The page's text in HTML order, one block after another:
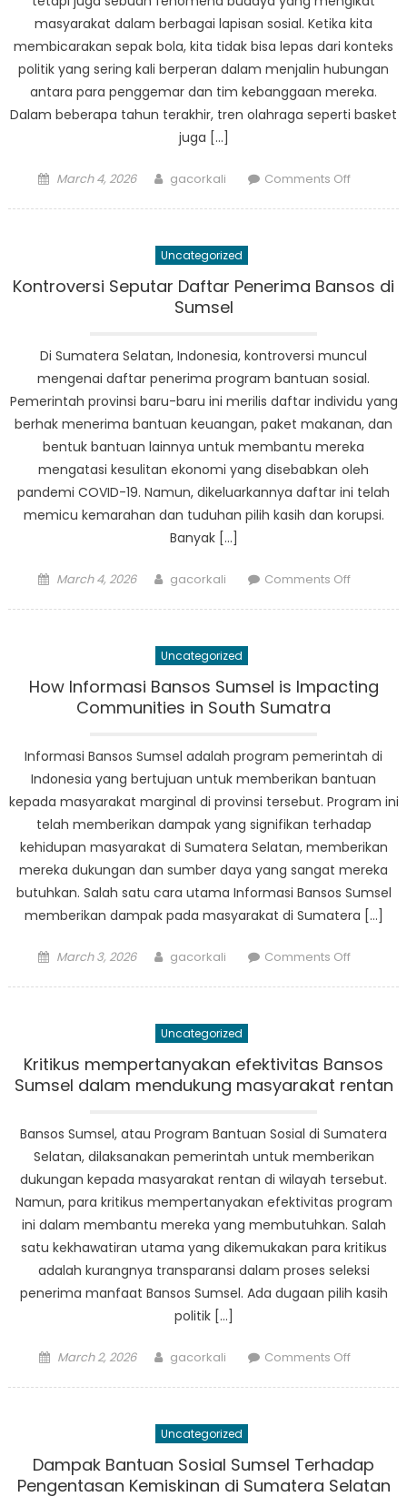
masyarakat dalam berbagai lapisan sosial. Ketika kita
membicarakan sepak bola, kita tidak bisa lepas dari konteks
politik yang sering kali berperan dalam menjalin hubungan
antara para penggemar dan tim kebanggaan mereka.
Dalam beberapa tahun terakhir, tren olahraga seperti basket
juga […]
Posted
March 4, 2026 Author
gacorkali Comments Offon
Uncategorized
Kontroversi Seputar Daftar Penerima Bansos di
Sumsel
Di Sumatera Selatan, Indonesia, kontroversi muncul
mengenai daftar penerima program bantuan sosial.
Pemerintah provinsi baru-baru ini merilis daftar individu yang
berhak menerima bantuan keuangan, paket makanan, dan
bentuk bantuan lainnya untuk membantu mereka
mengatasi kesulitan ekonomi yang disebabkan oleh
pandemi COVID-19. Namun, dikeluarkannya daftar ini telah
memicu kemarahan dan tuduhan pilih kasih dan korupsi.
Banyak […]
Posted
March 4, 2026 Author
gacorkali Comments Offon
Bansos
Uncategorized
How Informasi Bansos Sumsel is Impacting
Communities in South Sumatra
Informasi Bansos Sumsel adalah program pemerintah di
Indonesia yang bertujuan untuk memberikan bantuan
kepada masyarakat marginal di provinsi tersebut. Program ini
telah memberikan dampak yang signifikan terhadap
kehidupan masyarakat di Sumatera Selatan, memberikan
mereka dukungan dan sumber daya yang sangat mereka
butuhkan. Salah satu cara utama Informasi Bansos Sumsel
memberikan dampak pada masyarakat di Sumatera […]
Posted
March 3, 2026 Author
gacorkali Comments Offon
is
South
Sumatra
Uncategorized
Kritikus mempertanyakan efektivitas Bansos
Sumsel dalam mendukung masyarakat rentan
Bansos Sumsel, atau Program Bantuan Sosial di Sumatera
Selatan, dilaksanakan pemerintah untuk memberikan
dukungan kepada masyarakat rentan di wilayah tersebut.
Namun, para kritikus mempertanyakan efektivitas program
ini dalam membantu mereka yang membutuhkan. Salah
satu kekhawatiran utama yang dikemukakan para kritikus
adalah kurangnya transparansi dalam proses seleksi
penerima manfaat Bansos Sumsel. Ada dugaan pilih kasih
politik […]
Posted
March 2, 2026 Author
gacorkali Comments Offon
Sumsel
dalam
Uncategorized
Dampak Bantuan Sosial Sumsel Terhadap
Pengentasan Kemiskinan di Sumatera Selatan